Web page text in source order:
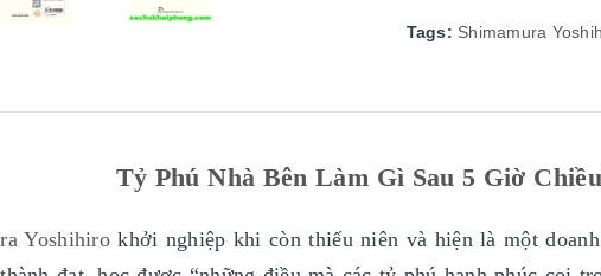
Tags: Shimamura
Tỷ Phú Nhà Bên Làm Gì Sau 5 Giờ
Yoshihirokhởi nghiệp khi còn thiếu niên và hiện là một